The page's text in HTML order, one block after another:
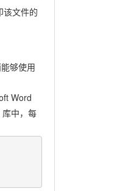
该文件的
够使用
Word
中，每